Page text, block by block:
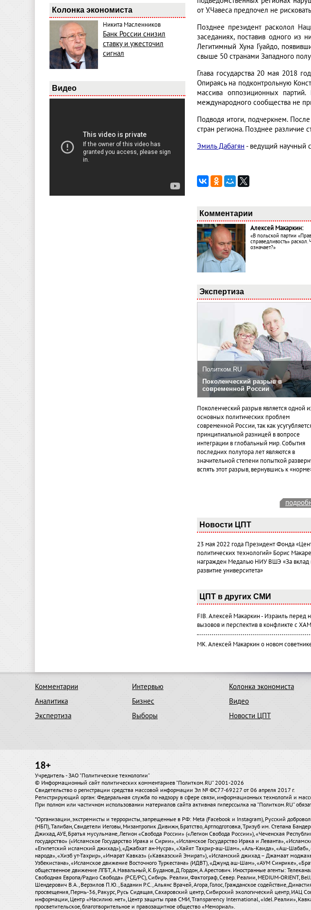
Колонка экономиста
Никита Масленников
Банк России снизил
ставку и ужесточил
сигнал
Видео
от У.Чавеса предпочел не
Позднее президент расколол
заседаниях, поставив одного из
Легитимный Хуна Гуайдо,
свыше 50 странами Западного
Глава государства 20 мая 2018
Опираясь на подконтрольную
массива оппозиционных
международного сообщества не
Подводя итоги, подчеркнем.
стран региона. Позднее различие
Эмиль Дабагян - ведущий научный
Комментарии
Алексей Макаркин:
«В польской партии
справедливость» раскол.
означает?»
Экспертиза
Политком.RU
Поколенческий разрыв в
современной России
Поколенческий разрыв является одной
основных политических проблем
современной России, так как
принципиальной разницей в вопросе
интеграции в глобальный мир. События
последних полутора лет являются в
значительной степени попыткой
вспять этот разрыв, вернувшись к
Новости ЦПТ
23 мая 2022 года Президент Фонда
политических технологий» Борис
награжден Медалью НИУ ВШЭ «За вклад
развитие университета»
ЦПТ в других СМИ
FIB. Алексей Макаркин - Израиль перед
вызовов и перспектив в конфликте с
МК. Алексей Макаркин о новом
Комментарии
Аналитика
Экспертиза
Интервью
Бизнес
Выборы
Колонка экономиста
Видео
Новости ЦПТ
18+
Учредитель - ЗАО "Политические технологии"
© Информационный сайт политических комментариев "Политком.RU" 2001-2026
Свидетельство о регистрации средства массовой информации Эл № ФС77-69227 от 06 апреля 2017 г.
Регистрирующий орган: Федеральная служба по надзору в сфере связи, информационных технологий и
При полном или частичном использовании материалов сайта активная гиперссылка на "Политком.RU"
*Организации, экстремисты и террористы, запрещенные в РФ: Meta (Facebook и Instagram), Русский
(НБП), Талибан, Свидетели Иеговы, Мизантропик Дивижн, Братство, Артподготовка, Тризуб им. Степана
Джихад, АУЕ, Братья мусульмане, Легион «Свобода России» («Легион Свобода России»), «Чеченская
государство» («Исламское Государство Ирака и Сирии», «Исламское Государство Ирака и Леванта»,
«Египетский исламский джихад»), «Джабхат ан-Нусра», «Хайят Тахрир-аш-Шам», «Аль-Каида», «Аш-
народа», «Хизб ут-Тахрир», «Имарат Кавказ» («Кавказский Эмират»), «Исламский джихад – Джамаат
Узбекистана», «Исламское движение Восточного Туркестана» (ИДВТ), «Джунд аш-Шам», «АУМ Синрике»,
общественное движение ЛГБТ, А.Навальный, К.Буданов, Д.Гордон, А.Арестович. Иностранные агенты:
Свободная Европа/Радио Свобода» (PCE/PC), Сибирь. Реалии, Фактограф, Север. Реалии, MEDIUM-
Шендерович В.А., Верзилов П.Ю., Баданин Р.С., Альянс Врачей, Агора, Голос, Гражданское содействие,
просвещения, Пермь-36, Ракурс, Русь Сидящая, Сахаровский центр, Сибирский экологический центр, ИАЦ
информации, Центр «Насилию.нет», Центр защиты прав СМИ, Transparency International, «Idel.Реалии»,
просветительское, благотворительное и правозащитное общество «Мемориал».